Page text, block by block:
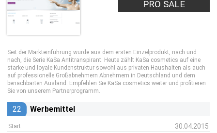
PRO SALE
Seit der Markteinführung wurde aus dem ersten Einzelprodukt, nach und
nach, die Serie KaSa Antitranspirant. Heute zählt KaSa cosmetics auf eine
starke und loyale Kundenstruktur sowohl aus privaten Haushalten als auch
auf professionelle Großabnehmern Abnehmern in Deutschland und dem
benachbarten Ausland. Empfehlen Sie KaSa cosmetics weiter und profitieren
Sie von unserem Partnerprogramm.
22 Werbemittel
Start 30.04.2015